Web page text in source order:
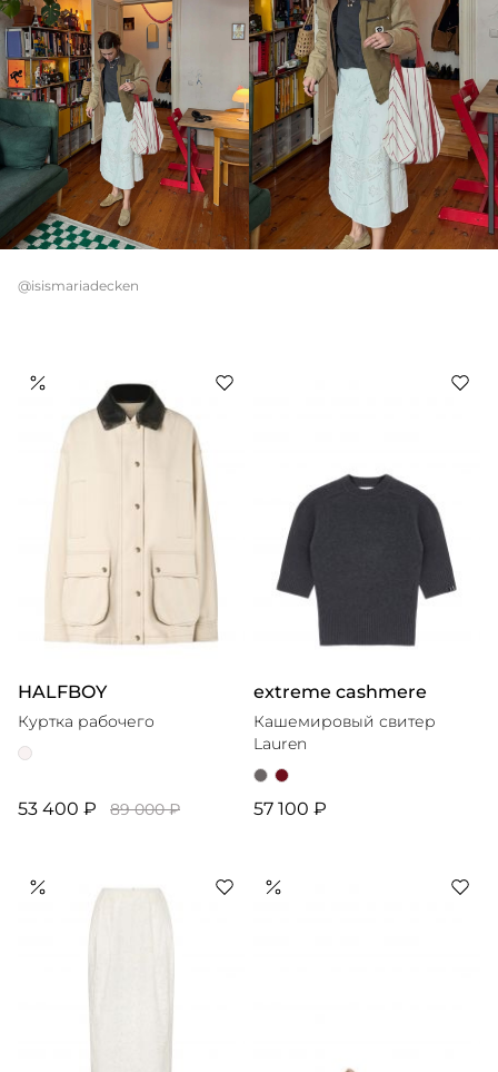
@isismariadecken
HALFBOY
Куртка рабочего
53 400 ₽ 89 000 ₽
extreme cashmere
Кашемировый свитер
Lauren
57 100 ₽